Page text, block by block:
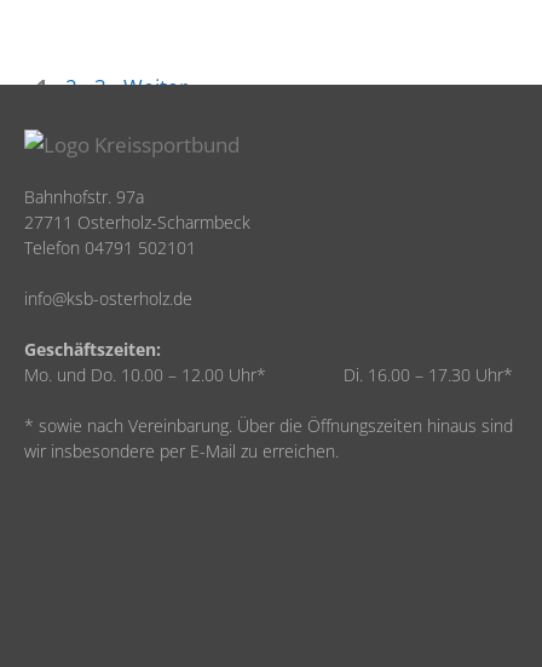
1 2 3 Weiter→
Bahnhofstr. 97a
27711 Osterholz-Scharmbeck
Telefon 04791 502101
info@ksb-osterholz.de
Geschäftszeiten:
Mo. und Do. 10.00 – 12.00 Uhr* Di. 16.00 – 17.30 Uhr*
* sowie nach Vereinbarung. Über die Öffnungszeiten hinaus sind
wir insbesondere per E-Mail zu erreichen.